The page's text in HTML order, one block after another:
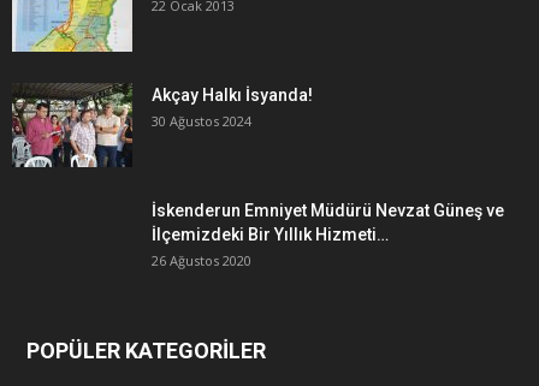
22 Ocak 2013
Akçay Halkı İsyanda!
30 Ağustos 2024
İskenderun Emniyet Müdürü Nevzat Güneş ve
İlçemizdeki Bir Yıllık Hizmeti…
26 Ağustos 2020
POPÜLER KATEGORİLER